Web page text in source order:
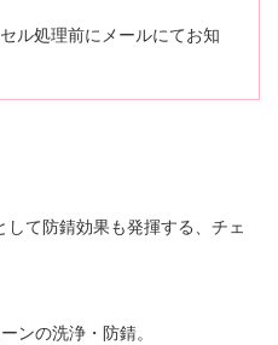
ル処理前にメールにてお知
て防錆効果も発揮する、チェ
ンの洗浄・防錆。